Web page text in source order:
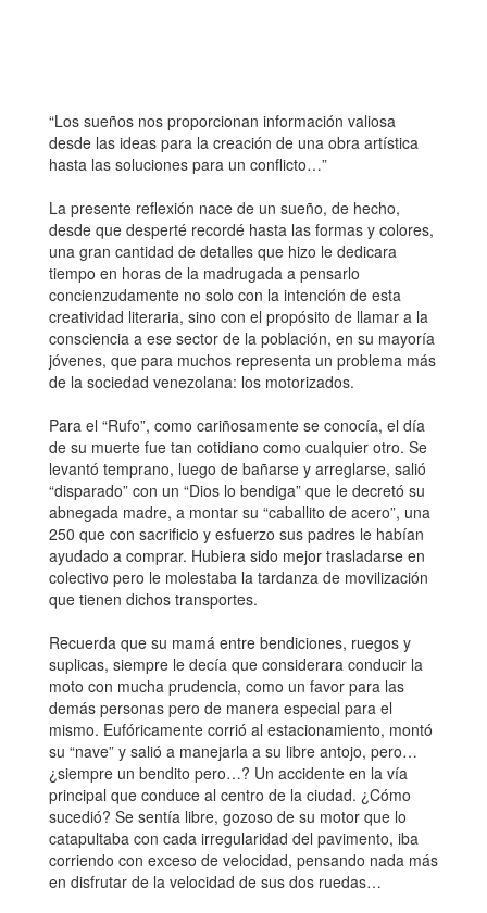
“Los sueños nos proporcionan información valiosa
desde las ideas para la creación de una obra artística
hasta las soluciones para un conflicto…”
La presente reflexión nace de un sueño, de hecho,
desde que desperté recordé hasta las formas y colores,
una gran cantidad de detalles que hizo le dedicara
tiempo en horas de la madrugada a pensarlo
concienzudamente no solo con la intención de esta
creatividad literaria, sino con el propósito de llamar a la
consciencia a ese sector de la población, en su mayoría
jóvenes, que para muchos representa un problema más
de la sociedad venezolana: los motorizados.
Para el “Rufo”, como cariñosamente se conocía, el día
de su muerte fue tan cotidiano como cualquier otro. Se
levantó temprano, luego de bañarse y arreglarse, salió
“disparado” con un “Dios lo bendiga” que le decretó su
abnegada madre, a montar su “caballito de acero”, una
250 que con sacrificio y esfuerzo sus padres le habían
ayudado a comprar. Hubiera sido mejor trasladarse en
colectivo pero le molestaba la tardanza de movilización
que tienen dichos transportes.
Recuerda que su mamá entre bendiciones, ruegos y
suplicas, siempre le decía que considerara conducir la
moto con mucha prudencia, como un favor para las
demás personas pero de manera especial para el
mismo. Eufóricamente corrió al estacionamiento, montó
su “nave” y salió a manejarla a su libre antojo, pero…
¿siempre un bendito pero…? Un accidente en la vía
principal que conduce al centro de la ciudad. ¿Cómo
sucedió? Se sentía libre, gozoso de su motor que lo
catapultaba con cada irregularidad del pavimento, iba
corriendo con exceso de velocidad, pensando nada más
en disfrutar de la velocidad de sus dos ruedas…